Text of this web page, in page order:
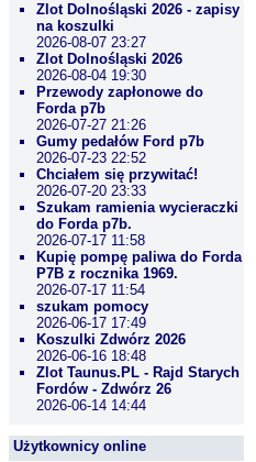
Zlot Dolnośląski 2026 - zapisy
na koszulki
2026-08-07 23:27
Zlot Dolnośląski 2026
2026-08-04 19:30
Przewody zapłonowe do
Forda p7b
2026-07-27 21:26
Gumy pedałów Ford p7b
2026-07-23 22:52
Chciałem się przywitać!
2026-07-20 23:33
Szukam ramienia wycieraczki
do Forda p7b.
2026-07-17 11:58
Kupię pompę paliwa do Forda
P7B z rocznika 1969.
2026-07-17 11:54
szukam pomocy
2026-06-17 17:49
Koszulki Zdwórz 2026
2026-06-16 18:48
Zlot Taunus.PL - Rajd Starych
Fordów - Zdwórz 26
2026-06-14 14:44
Użytkownicy online